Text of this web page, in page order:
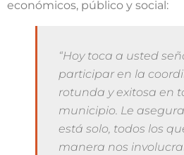
económicos, público y social:
“Hoy toca a usted
participar en la
rotunda y exitosa en
municipio. Le
está solo, todos los
manera nos